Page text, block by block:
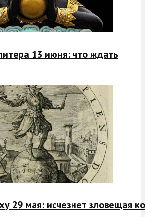
13 июня: что ждать
29 мая: исчезнет зловещая